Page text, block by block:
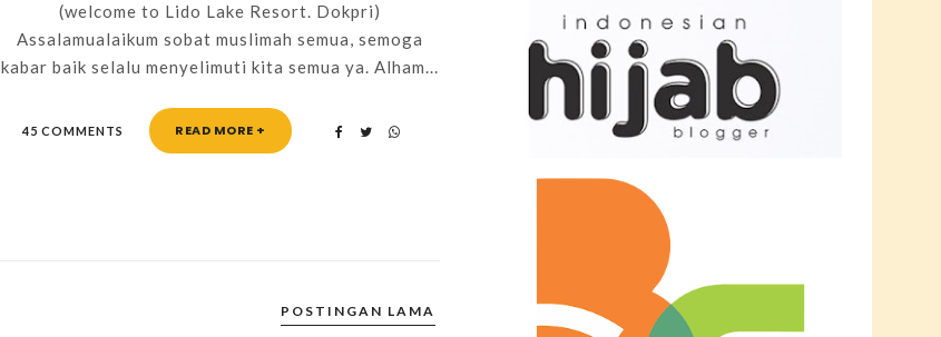
(welcome to Lido Lake Resort. Dokpri)
Assalamualaikum sobat muslimah semua, semoga
kabar baik selalu menyelimuti kita semua ya. Alham...
45 COMMENTS READ MORE +
POSTINGAN LAMA